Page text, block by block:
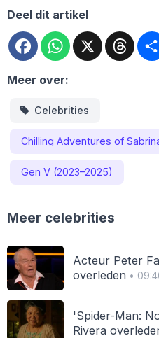
Deel dit artikel
FacebookWhatsApp
X
Meer over:
Celebrities
Chilling Adventures of
Gen V (2023–2025)
Meer celebrities
Acteur Peter
overleden•
'Spider-Man:
Rivera